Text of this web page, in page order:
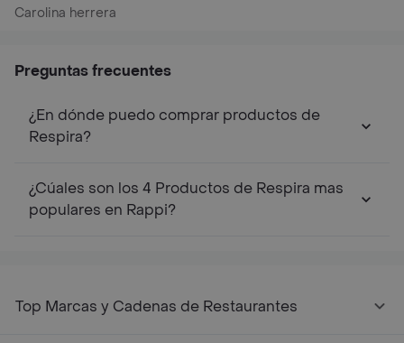
Carolina herrera
Preguntas frecuentes
¿En dónde puedo comprar productos de
Respira?
¿Cúales son los 4 Productos de Respira mas
populares en Rappi?
Top Marcas y Cadenas de Restaurantes